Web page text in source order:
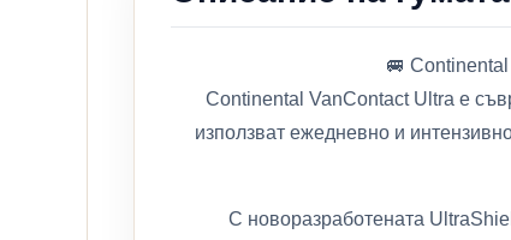
🚐
Continental VanContact Ultra е
използват ежедневно и
С новоразработената